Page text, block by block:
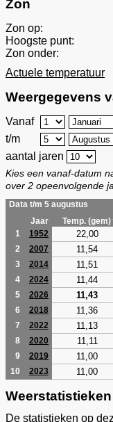
Zon
Zon op:
Hoogste punt:
Zon onder:
Actuele temperatuur
Weergegevens
Vanaf
t/m
aantal jaren
Kies een vanaf-datum
over 2 opeenvolgende
Data t/m 5 augustus
Jaar
Temp.
1
1952 22,00
2 2007 11,54
3 2014 11,51
4 2024 11,44
5 2026 11,43
6 2018 11,36
7 2022 11,13
8 2020 11,11
9 2019 11,00
10 2023 11,00
Weerstatistieken
De statistieken op